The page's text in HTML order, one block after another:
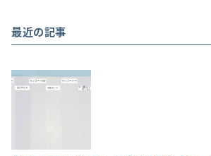
最近の記事